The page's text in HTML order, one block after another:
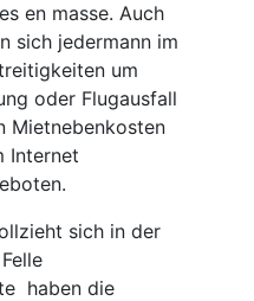
en masse. Auch
sich jedermann im
um
oder Flugausfall
Mietnebenkosten
Internet
sich in der
haben die